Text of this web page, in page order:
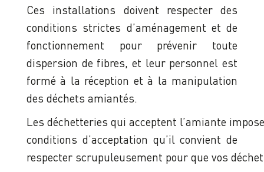
Ces installations doivent respecter des
conditions strictes d’aménagement et de
fonctionnement pour prévenir toute
dispersion de fibres, et leur personnel est
formé à la réception et à la manipulation
des déchets amiantés.
Les déchetteries qui acceptent l’amiante
conditions d’acceptation qu’il convient de
respecter scrupuleusement pour que vos